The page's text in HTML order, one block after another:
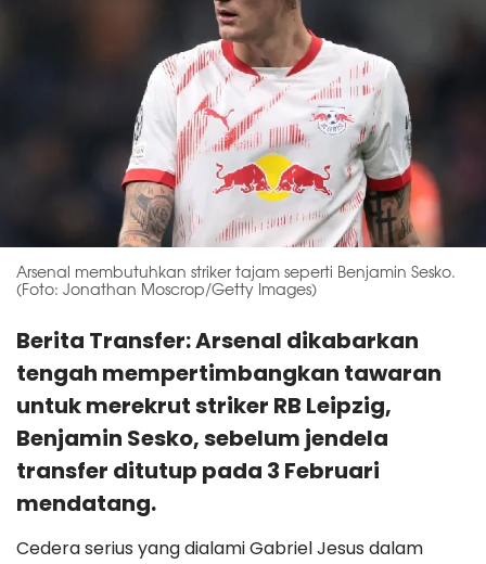
Arsenal membutuhkan striker tajam seperti Benjamin Sesko.
(Foto: Jonathan Moscrop/Getty Images)
Berita Transfer: Arsenal dikabarkan
tengah mempertimbangkan tawaran
untuk merekrut striker RB Leipzig,
Benjamin Sesko, sebelum jendela
transfer ditutup pada 3 Februari
mendatang.
Cedera serius yang dialami Gabriel Jesus dalam